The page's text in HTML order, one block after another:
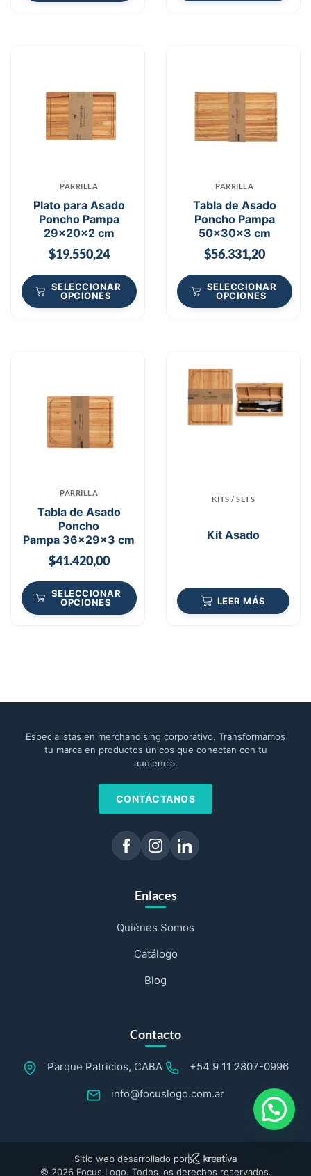
PARRILLA
Plato para Asado
Poncho Pampa
29x20x2 cm
$19.550,24
SELECCIONAR
OPCIONES
PARRILLA
Tabla de Asado
Poncho Pampa
50x30x3 cm
$56.331,20
SELECCIONAR
OPCIONES
PARRILLA
Tabla de Asado
Poncho
Pampa 36x29x3 cm
$41.420,00
SELECCIONAR
OPCIONES
KITS / SETS
Kit Asado
LEER MÁS
Especialistas en merchandising corporativo. Transformamos
tu marca en productos únicos que conectan con tu
audiencia.
CONTÁCTANOS
Enlaces
Quiénes Somos
Catálogo
Blog
Contacto
Parque Patricios, CABA +54 9 11 2807-0996
info@focuslogo.com.ar
© 2026 Focus Logo. Todos los derechos reservados.
Sitio web desarrollado por